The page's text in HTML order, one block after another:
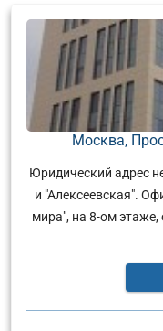
Москва,
Юридический адрес
и "Алексеевская".
мира", на 8-ом